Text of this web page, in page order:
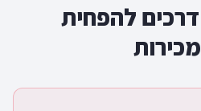
עגלה נטושה: 8 דרכים להפחית